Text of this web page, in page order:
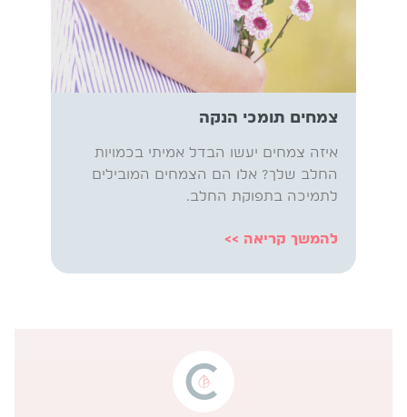
צמחים תומכי הנקה
איזה צמחים יעשו הבדל אמיתי בכמויות
החלב שלך? אלו הם הצמחים המובילים
לתמיכה בתפוקת החלב.
להמשך קריאה >>